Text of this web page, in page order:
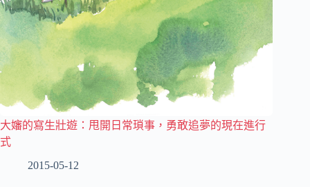
大嬸的寫生壯遊：甩開日常瑣事，勇敢追夢的現在進行
式
2015-05-12